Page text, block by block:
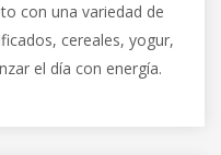
con una variedad de
cereales, yogur,
el día con energía.